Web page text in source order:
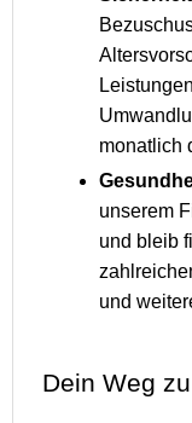
monatlich
unserem
und bleib
und
Dein Weg